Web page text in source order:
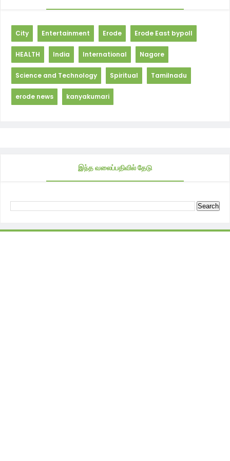
City Entertainment Erode Erode East bypoll
HEALTH India International Nagore
Science and Technology Spiritual Tamilnadu
erode news kanyakumari
இந்த வலைப்பதிவில் தேடு